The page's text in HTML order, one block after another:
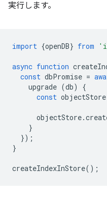
実行します。
import {openDB} from
async function
const dbPromise =
upgrade (db)
{
const objectStore
objectStore.
}
});
}
createIndexInStore();